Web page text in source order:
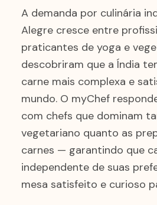
A demanda por culinária
Alegre cresce entre
praticantes de yoga e
descobriram que a Índia
carne mais complexa e
mundo. O myChef
com chefs que dominam
vegetariano quanto as
carnes — garantindo que
independente de suas
mesa satisfeito e curioso